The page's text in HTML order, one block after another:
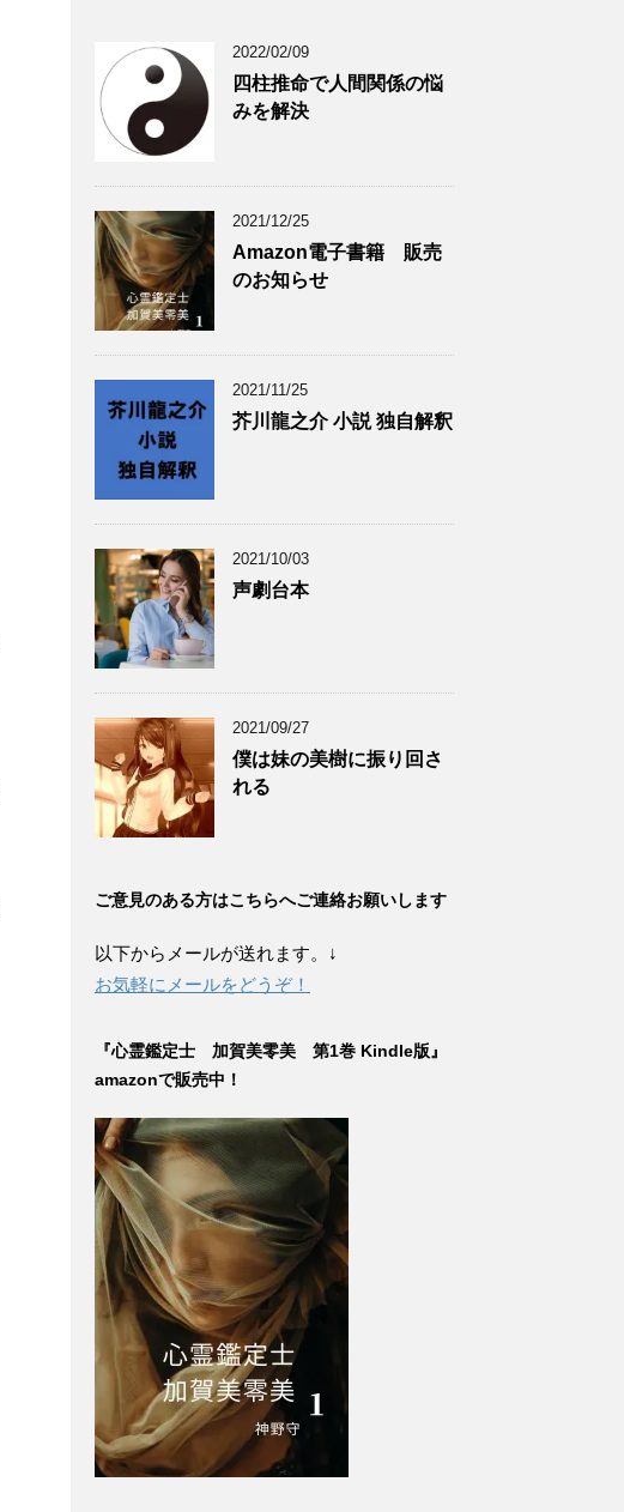
2022/02/09
四柱推命で人間関係の悩
みを解決
2021/12/25
Amazon電子書籍 販売
のお知らせ
2021/11/25
芥川龍之介 小説 独自解釈
2021/10/03
声劇台本
2021/09/27
僕は妹の美樹に振り回さ
れる
ご意見のある方はこちらへご連絡お願いします
以下からメールが送れます。↓
お気軽にメールをどうぞ！
『心霊鑑定士 加賀美零美 第1巻 Kindle版』
amazonで販売中！